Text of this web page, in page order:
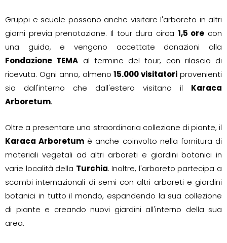
Gruppi e scuole possono anche visitare l'arboreto in altri
giorni previa prenotazione. Il tour dura circa 1,5 ore con
una guida, e vengono accettate donazioni alla
Fondazione TEMA al termine del tour, con rilascio di
ricevuta. Ogni anno, almeno15.000 visitatori provenienti
sia dall'interno che dall'estero visitano il Karaca
Arboretum.
Oltre a presentare una straordinaria collezione di piante, il
Karaca Arboretum è anche coinvolto nella fornitura di
materiali vegetali ad altri arboreti e giardini botanici in
varie località della Turchia. Inoltre, l'arboreto partecipa a
scambi internazionali di semi con altri arboreti e giardini
botanici in tutto il mondo, espandendo la sua collezione
di piante e creando nuovi giardini all'interno della sua
area.